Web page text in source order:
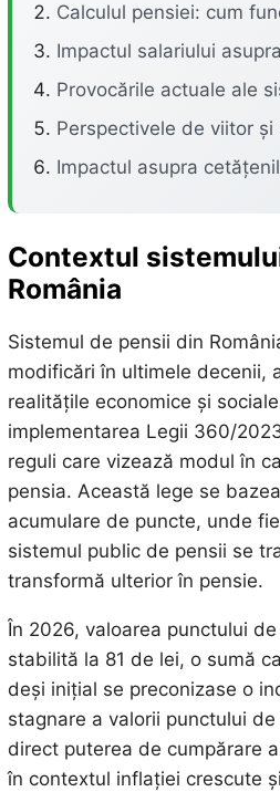
Calculul pensiei: cum
Impactul salariului
Provocările actuale ale
Perspectivele de viitor
Impactul asupra
Contextul
România
Sistemul de pensii din
modificări în ultimele decenii,
realitățile economice și
implementarea Legii 360/
reguli care vizează modul în
pensia. Această lege se
acumulare de puncte, unde
sistemul public de pensii se
transformă ulterior în pensie.
În 2026, valoarea punctului
stabilită la 81 de lei, o sumă
deși inițial se preconizase o
stagnare a valorii punctului
direct puterea de cumpărare
în contextul inflației crescute